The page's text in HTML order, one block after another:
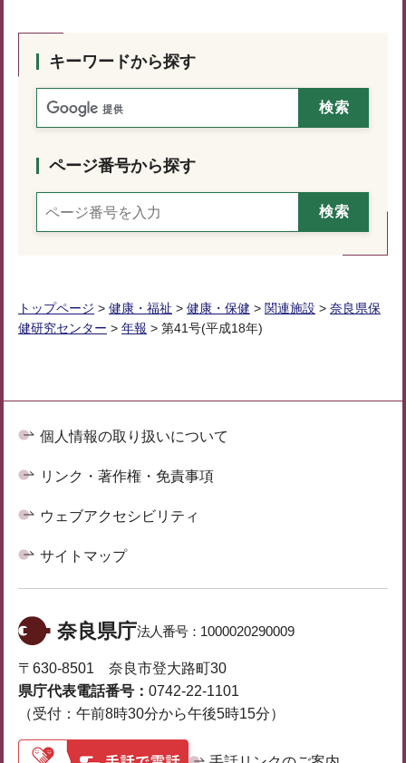
キーワードから探す
ページ番号から探す
トップページ > 健康・福祉 > 健康・保健 > 関連施設 > 奈良県保
健研究センター > 年報 > 第41号(平成18年)
個人情報の取り扱いについて
リンク・著作権・免責事項
ウェブアクセシビリティ
サイトマップ
奈良県庁法人番号： 1000020290009
〒630-8501 奈良市登大路町30
県庁代表電話番号： 0742-22-1101
（受付：午前8時30分から午後5時15分）